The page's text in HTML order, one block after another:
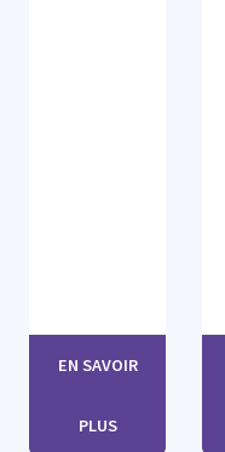
EN SAVOIR
PLUS